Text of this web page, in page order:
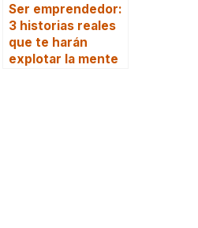
Ser emprendedor:
3 historias reales
que te harán
explotar la mente